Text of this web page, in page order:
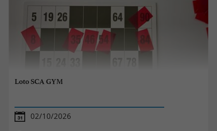
Loto SCA GYM
02/10/2026